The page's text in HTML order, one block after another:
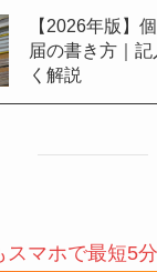
【2026年版】
届の書き方｜
く解説
スマホで最短5